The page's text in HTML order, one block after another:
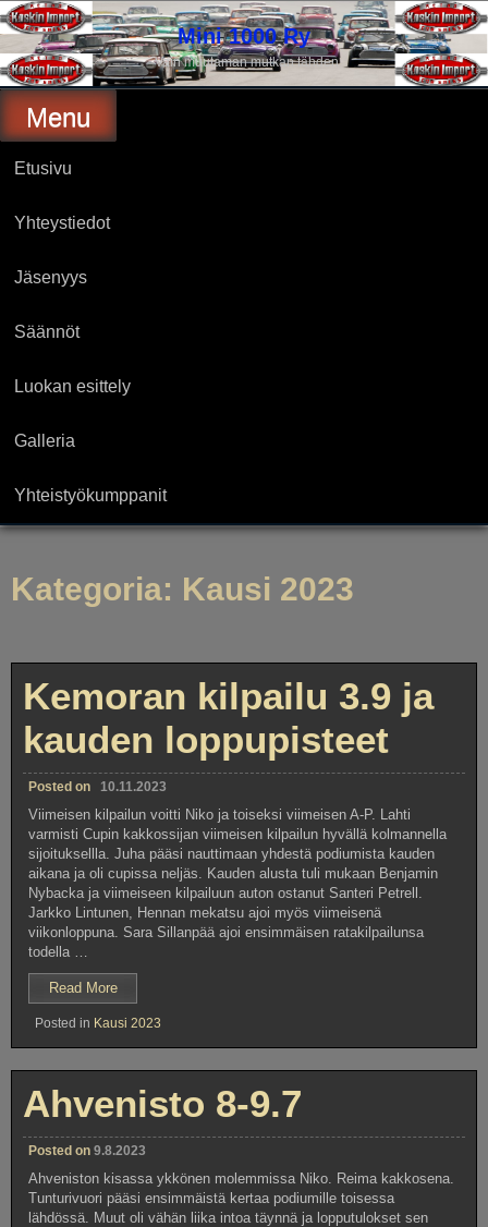
Skip
to
content
Mini 1000 Ry
Vain muutaman mutkan tähden
Menu
Etusivu
Yhteystiedot
Jäsenyys
Säännöt
Luokan esittely
Galleria
Yhteistyökumppanit
Kategoria: Kausi 2023
Kemoran kilpailu 3.9 ja
kauden loppupisteet
Posted on 10.11.2023
Viimeisen kilpailun voitti Niko ja toiseksi viimeisen A-P. Lahti
varmisti Cupin kakkossijan viimeisen kilpailun hyvällä kolmannella
sijoituksellla. Juha pääsi nauttimaan yhdestä podiumista kauden
aikana ja oli cupissa neljäs. Kauden alusta tuli mukaan Benjamin
Nybacka ja viimeiseen kilpailuun auton ostanut Santeri Petrell.
Jarkko Lintunen, Hennan mekatsu ajoi myös viimeisenä
viikonloppuna. Sara Sillanpää ajoi ensimmäisen ratakilpailunsa
todella …
Read More”Kemoran
kilpailu
3.9
ja
Posted in Kausi 2023
Ahvenisto 8-9.7
Posted on 9.8.2023
Ahveniston kisassa ykkönen molemmissa Niko. Reima kakkosena.
Tunturivuori pääsi ensimmäistä kertaa podiumille toisessa
lähdössä. Muut oli vähän liika intoa täynnä ja lopputulokset sen